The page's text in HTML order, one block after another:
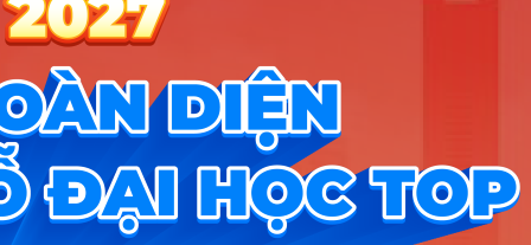
Về chúng tôi
Liên hệ
Điều khoản dịch vụ
Chính sách bảo mật